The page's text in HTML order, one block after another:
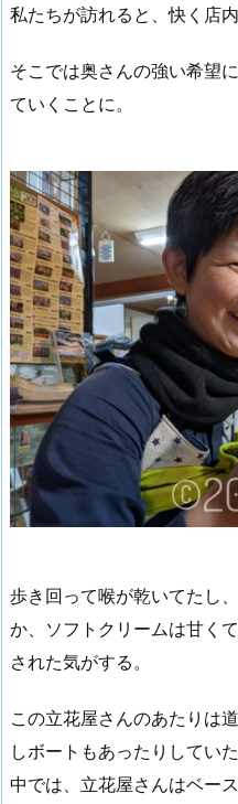
私たちが訪れると、快く店
そこでは奥さんの強い希望
ていくことに。
歩き回って喉が乾いてたし
か、ソフトクリームは甘く
された気がする。
この立花屋さんのあたりは
しボートもあったりしてい
中では、立花屋さんはベー